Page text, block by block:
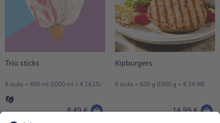
Trio sticks
6 stuks = 600 ml (1000 ml = € 14,15)
8,49 €
Kipburgers
6 stuks = 600 g (1000 g = € 24,98)
14,99 €